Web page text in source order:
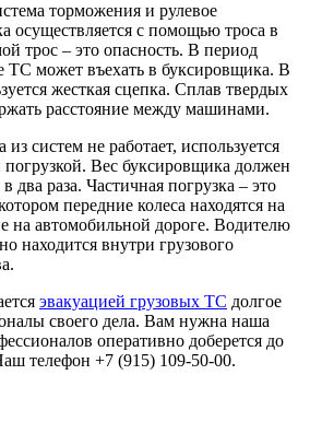
торможения и рулевое
осуществляется с помощью троса в
трос – это опасность. В период
ТС может въехать в буксировщика. В
жесткая сцепка. Сплав твердых
расстояние между машинами.
систем не работает, используется
погрузкой. Вес буксировщика должен
раза. Частичная погрузка – это
передние колеса находятся на
на автомобильной дороге. Водителю
находится внутри грузового
эвакуацией грузовых ТС долгое
своего дела. Вам нужна наша
оперативно доберется до
телефон +7 (915) 109-50-00.